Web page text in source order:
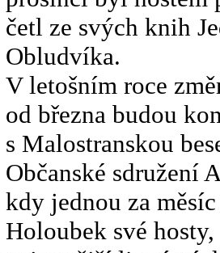
četl ze svých knih
Obludvíka.
V letošním roce
od března budou
s Malostranskou
Občanské sdružení
kdy jednou za
Holoubek své